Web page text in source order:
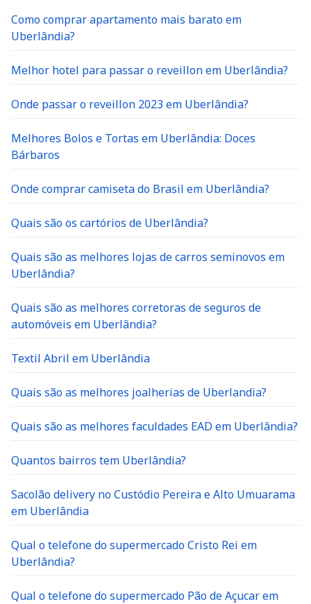
Como comprar apartamento mais barato em
Uberlândia?
Melhor hotel para passar o reveillon em Uberlândia?
Onde passar o reveillon 2023 em Uberlândia?
Melhores Bolos e Tortas em Uberlândia: Doces
Bárbaros
Onde comprar camiseta do Brasil em Uberlândia?
Quais são os cartórios de Uberlândia?
Quais são as melhores lojas de carros seminovos em
Uberlândia?
Quais são as melhores corretoras de seguros de
automóveis em Uberlândia?
Textil Abril em Uberlândia
Quais são as melhores joalherias de Uberlandia?
Quais são as melhores faculdades EAD em Uberlândia?
Quantos bairros tem Uberlândia?
Sacolão delivery no Custódio Pereira e Alto Umuarama
em Uberlândia
Qual o telefone do supermercado Cristo Rei em
Uberlândia?
Qual o telefone do supermercado Pão de Açucar em